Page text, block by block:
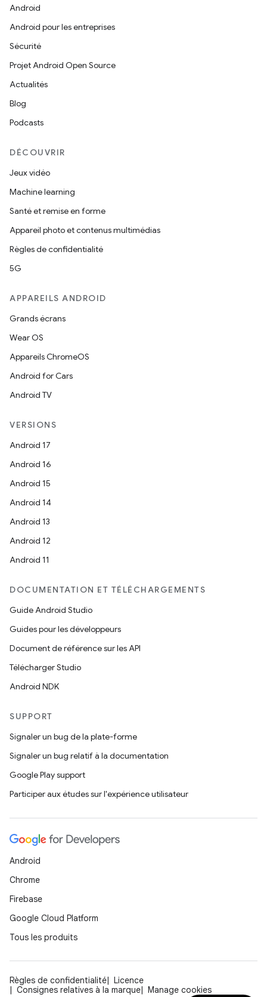
Android
Android pour les entreprises
Sécurité
Projet Android Open Source
Actualités
Blog
Podcasts
DÉCOUVRIR
Jeux vidéo
Machine learning
Santé et remise en forme
Appareil photo et contenus multimédias
Règles de confidentialité
5G
APPAREILS ANDROID
Grands écrans
Wear OS
Appareils ChromeOS
Android for Cars
Android TV
VERSIONS
Android 17
Android 16
Android 15
Android 14
Android 13
Android 12
Android 11
DOCUMENTATION ET TÉLÉCHARGEMENTS
Guide Android Studio
Guides pour les développeurs
Document de référence sur les API
Télécharger Studio
Android NDK
SUPPORT
Signaler un bug de la plate-forme
Signaler un bug relatif à la documentation
Google Play support
Participer aux études sur l'expérience utilisateur
Android
Chrome
Firebase
Google Cloud Platform
Tous les produits
Règles de confidentialité
Licence
Consignes relatives à la marque
Manage cookies